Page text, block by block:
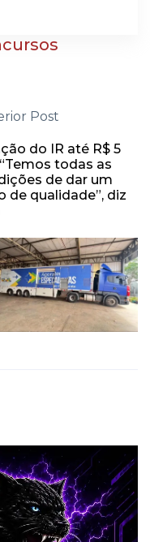
Post
do IR até R$ 5
todas as
de dar um
de qualidade”, diz